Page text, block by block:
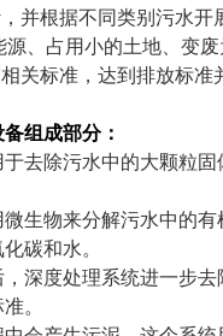
并根据不同类别污水开
源、占用小的土地、变
关标准，达到排放标准
备组成部分：
去除污水中的大颗粒
生物来分解污水中的
碳和水。
深度处理系统进一步
。